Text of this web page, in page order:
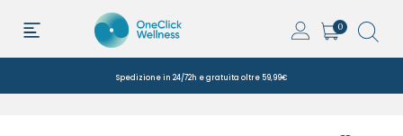
0
Spedizione in 24/72h e gratuita oltre 59,99€